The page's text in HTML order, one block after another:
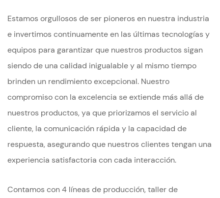
Estamos orgullosos de ser pioneros en nuestra industria
e invertimos continuamente en las últimas tecnologías y
equipos para garantizar que nuestros productos sigan
siendo de una calidad inigualable y al mismo tiempo
brinden un rendimiento excepcional. Nuestro
compromiso con la excelencia se extiende más allá de
nuestros productos, ya que priorizamos el servicio al
cliente, la comunicación rápida y la capacidad de
respuesta, asegurando que nuestros clientes tengan una
experiencia satisfactoria con cada interacción.
Contamos con 4 líneas de producción, taller de